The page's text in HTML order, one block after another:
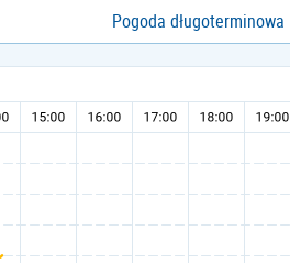
Pogoda długoterminowa